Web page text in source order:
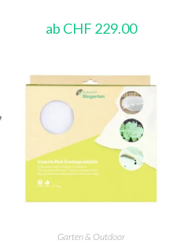
ab CHF 229.00
Garten & Outdoor